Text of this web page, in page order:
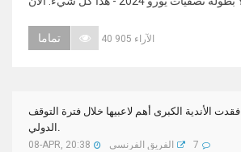
تماما 40 905 الآراء
فقدت الأندية الكبرى أهم لاعبيها خلال فترة التوقف
الدولي.
08-APR, 20:38 الفريق الفرنسي 7